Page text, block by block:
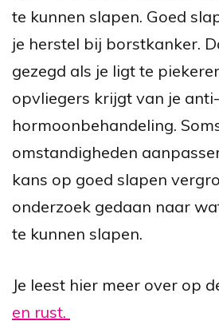
te kunnen slapen. Goed
je herstel bij borstkanker.
gezegd als je ligt te
opvliegers krijgt van je anti-
hormoonbehandeling.
omstandigheden
kans op goed slapen
onderzoek gedaan naar
te kunnen slapen.
Je leest hier meer over op
en rust.